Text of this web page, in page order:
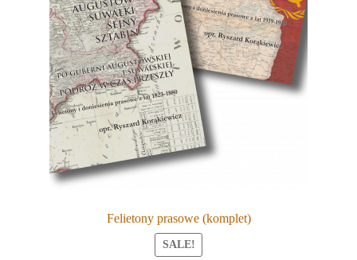
Felietony prasowe (komplet)
SALE!